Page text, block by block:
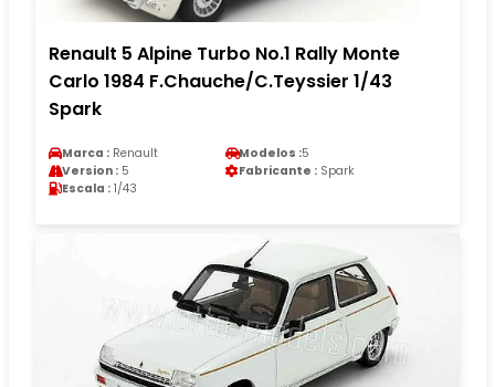
Renault 5 Alpine Turbo No.1 Rally Monte
Carlo 1984 F.Chauche/C.Teyssier 1/43
Spark
Marca : Renault Modelos :5
Version : 5 Fabricante : Spark
Escala : 1/43